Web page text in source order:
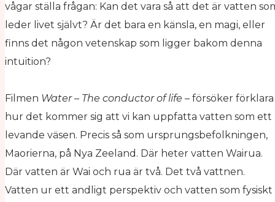
vågar ställa frågan: Kan det vara så att det är vatten
leder livet självt? Är det bara en känsla, en magi, eller
finns det någon vetenskap som ligger bakom denna
intuition?
Filmen Water – The conductor of life – försöker förklara
hur det kommer sig att vi kan uppfatta vatten som ett
levande väsen. Precis så som ursprungsbefolkningen,
Maorierna, på Nya Zeeland. Där heter vatten Wairua.
Där vatten är Wai och rua är två. Det två vattnen.
Vatten ur ett andligt perspektiv och vatten som fysiskt